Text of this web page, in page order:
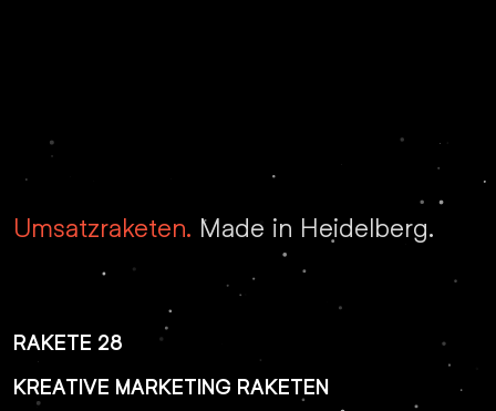
Umsatzraketen. Made in Heidelberg.
RAKETE 28
KREATIVE MARKETING RAKETEN